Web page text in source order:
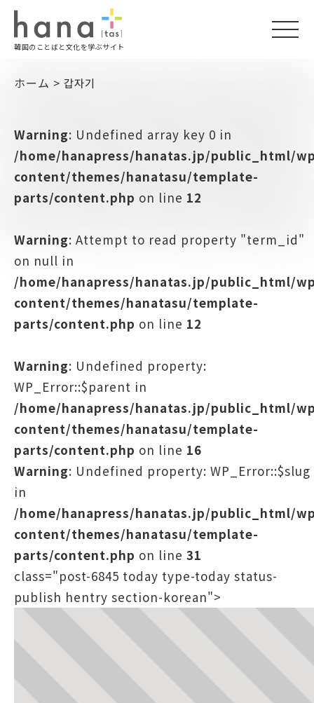
韓国のことばと文化を学ぶサイト
ホーム > 갑자기
Warning: Undefined array key 0 in
/home/hanapress/hanatas.jp/public_html/
content/themes/hanatasu/template-
parts/content.php on line 12
Warning: Attempt to read property "term_id"
on null in
/home/hanapress/hanatas.jp/public_html/
content/themes/hanatasu/template-
parts/content.php on line 12
Warning: Undefined property:
WP_Error::$parent in
/home/hanapress/hanatas.jp/public_html/
content/themes/hanatasu/template-
parts/content.php on line 16
Warning: Undefined property: WP_Error::$slug
in
/home/hanapress/hanatas.jp/public_html/
content/themes/hanatasu/template-
parts/content.php on line 31
class="post-6845 today type-today status-
publish hentry section-korean">